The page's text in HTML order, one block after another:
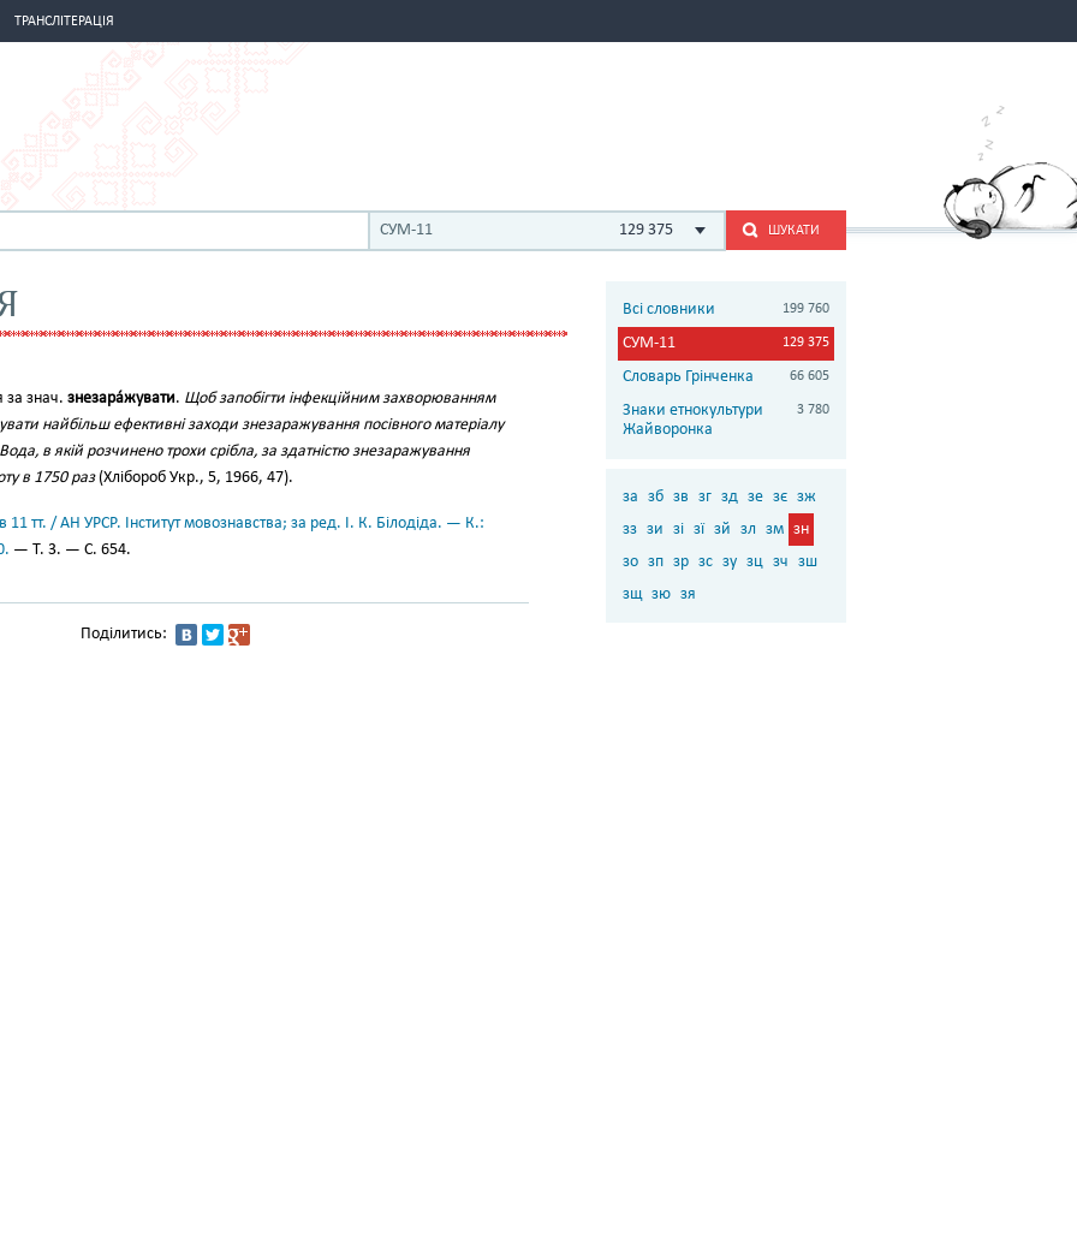
ТРАНСЛІТЕРАЦІЯ
СУМ-11 129 375 ШУКАТИ
за знач. знезара́жувати. Щоб запобігти інфекційним захворюванням
найбільш ефективні заходи знезаражування посівного матеріалу
Вода, в якій розчинено трохи срібла, за здатністю знезаражування
в 1750 раз(Хлібороб Укр., 5, 1966, 47).
11 тт. / АН УРСР. Інститут мовознавства; за ред. І. К. Білодіда. — К.:
— Т. 3. — С. 654.
Поділитись:
Всі словники 199 760
СУМ-11 129 375
Словарь Грінченка 66 605
Знаки етнокультури
Жайворонка
3 780
за зб зв зг зд зе зє зж
зз зи зі зї зй зл зм зн
зо зп зр зс зу зц зч зш
зщ зю зя